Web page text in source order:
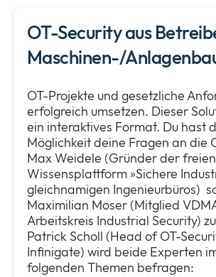
OT-Security aus
Maschinen-/
OT-Projekte und gesetzliche
erfolgreich umsetzen. Dieser
ein interaktives Format. Du hast
Möglichkeit deine Fragen an die
Max Weidele (Gründer der freien
Wissensplattform »Sichere
gleichnamigen Ingenieurbüros)
Maximilian Moser (Mitglied
Arbeitskreis Industrial Security)
Patrick Scholl (Head of OT-
Infinigate) wird beide Experten
folgenden Themen befragen: